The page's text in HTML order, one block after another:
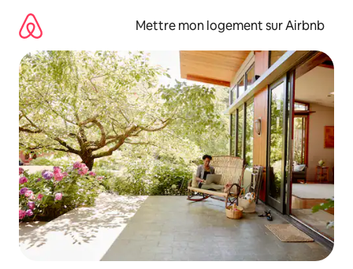
directement
contenu
Mettre mon logement sur Airbnb